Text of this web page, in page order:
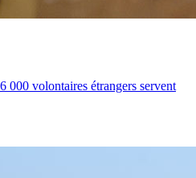
000 volontaires étrangers servent